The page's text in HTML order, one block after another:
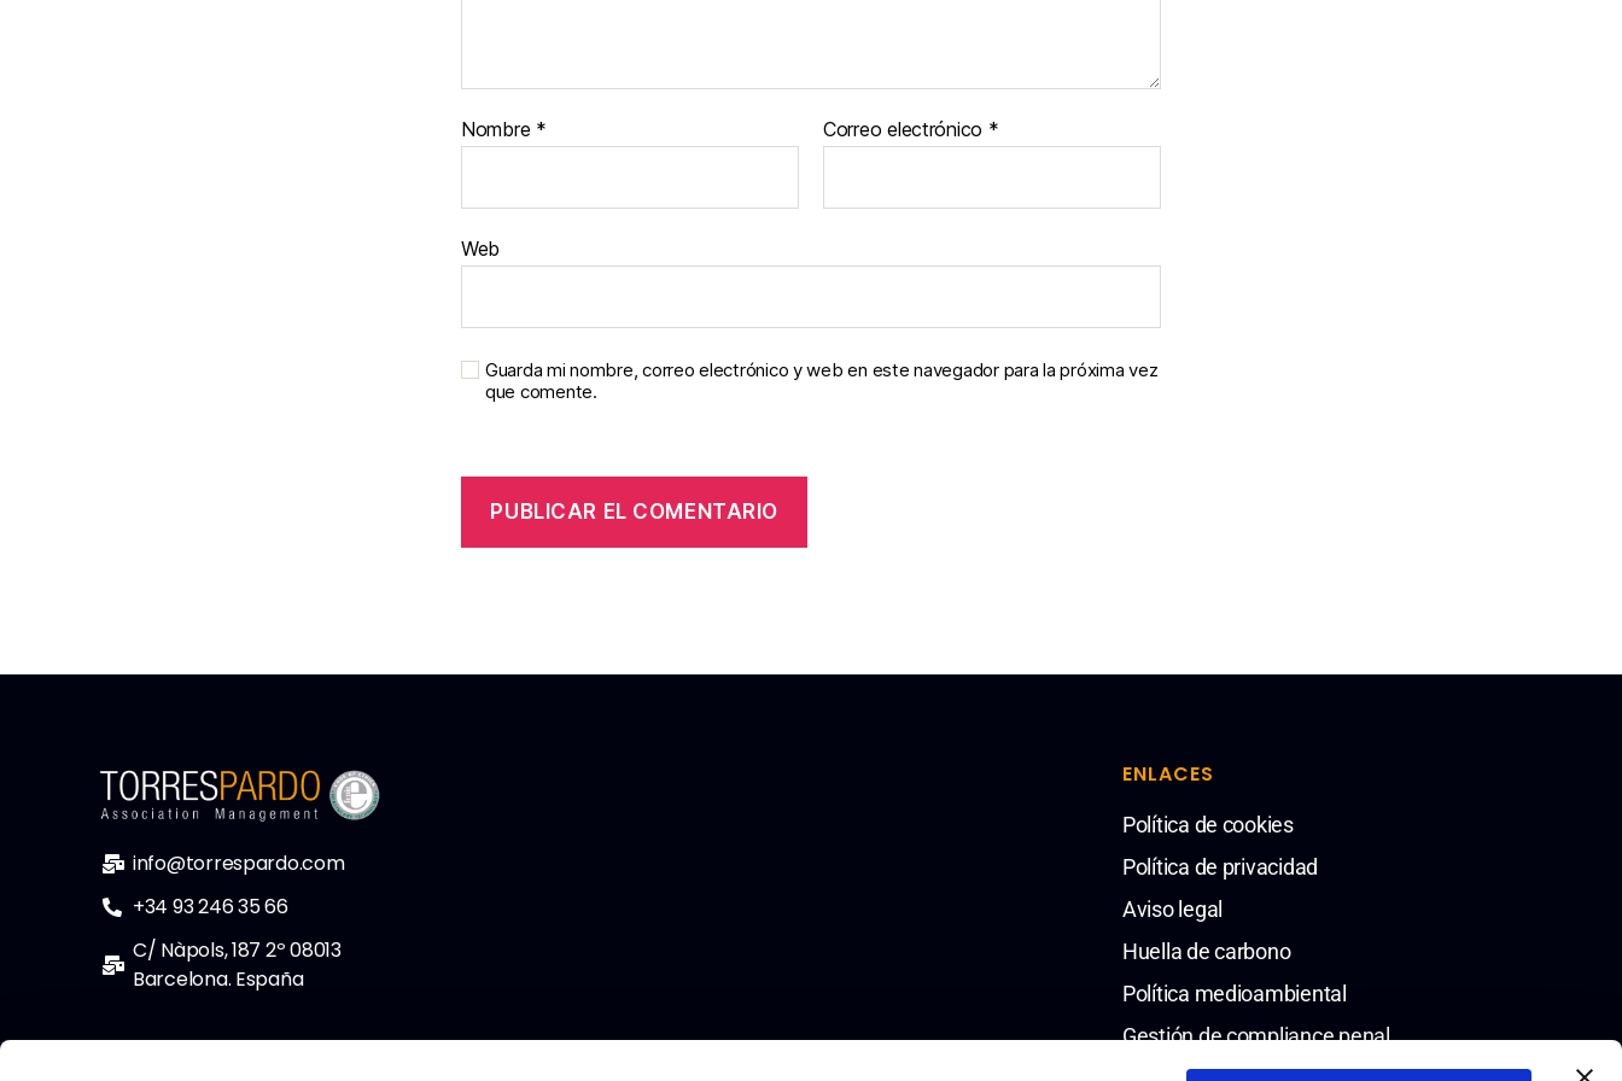
Nombre * Correo electrónico *
Web
Guarda mi nombre, correo electrónico y web en este navegador para la próxima vez
que comente.
info@torrespardo.com
+34 93 246 35 66
C/ Nàpols, 187 2º 08013
Barcelona. España
ENLACES
Política de cookies
Política de privacidad
Aviso legal
Huella de carbono
Política medioambiental
Gestión de compliance penal